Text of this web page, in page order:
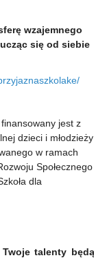
wzajemnego
się od siebie
finansowany jest z
dzieci i młodzieży
w ramach
Społecznego
dla
Twoje talenty będą